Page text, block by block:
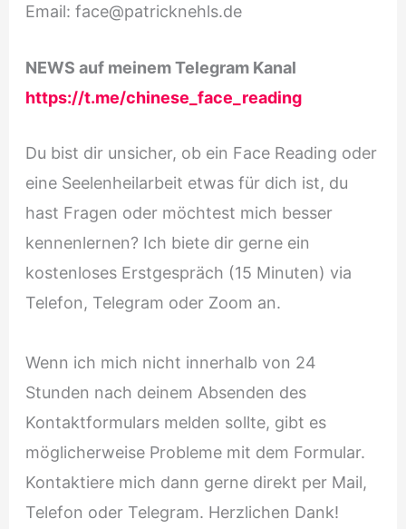
Email: face@patricknehls.de
NEWS auf meinem Telegram Kanal
https://t.me/chinese_face_reading
Du bist dir unsicher, ob ein Face Reading oder
eine Seelenheilarbeit etwas für dich ist, du
hast Fragen oder möchtest mich besser
kennenlernen? Ich biete dir gerne ein
kostenloses Erstgespräch (15 Minuten) via
Telefon, Telegram oder Zoom an.
Wenn ich mich nicht innerhalb von 24
Stunden nach deinem Absenden des
Kontaktformulars melden sollte, gibt es
möglicherweise Probleme mit dem Formular.
Kontaktiere mich dann gerne direkt per Mail,
Telefon oder Telegram. Herzlichen Dank!